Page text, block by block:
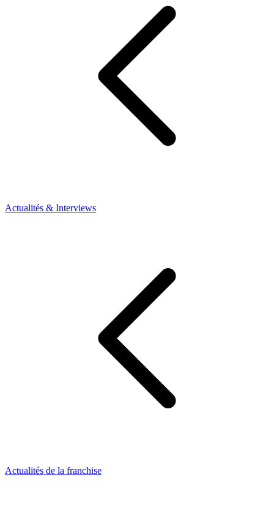
Actualités & Interviews
Actualités de la franchise